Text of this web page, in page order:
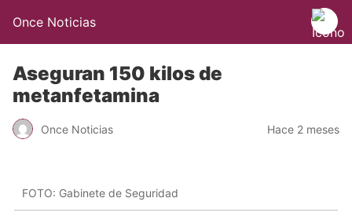
Once Noticias
Aseguran 150 kilos de
metanfetamina
Once Noticias Hace 2 meses
FOTO: Gabinete de Seguridad